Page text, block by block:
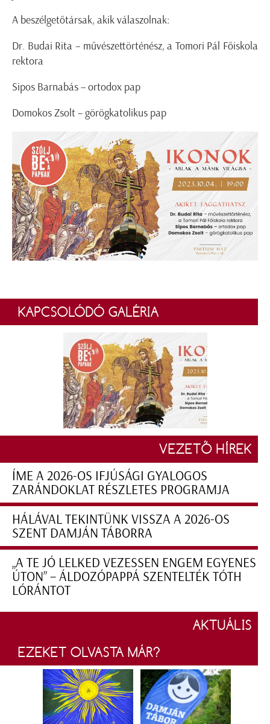
A beszélgetőtársak, akik válaszolnak:
Dr. Budai Rita – művészettörténész, a Tomori Pál Főiskola
rektora
Sipos Barnabás – ortodox pap
Domokos Zsolt – görögkatolikus pap
KAPCSOLÓDÓ GALÉRIA
VEZETŐ HÍREK
ÍME A 2026-OS IFJÚSÁGI GYALOGOS
ZARÁNDOKLAT RÉSZLETES PROGRAMJA
HÁLÁVAL TEKINTÜNK VISSZA A 2026-OS
SZENT DAMJÁN TÁBORRA
„A TE JÓ LELKED VEZESSEN ENGEM EGYENES
ÚTON” – ÁLDOZÓPAPPÁ SZENTELTÉK TÓTH
LÓRÁNTOT
AKTUÁLIS
EZEKET OLVASTA MÁR?